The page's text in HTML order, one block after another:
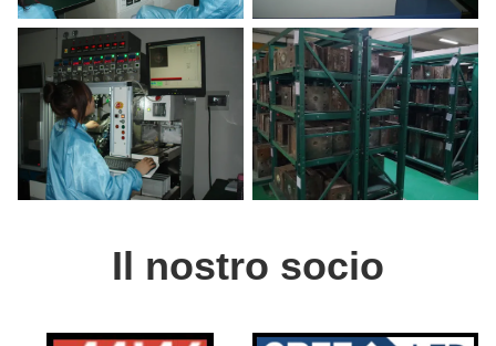
Il nostro socio